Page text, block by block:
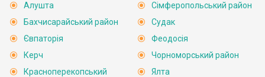
Алушта
Бахчисарайський район
Євпаторія
Керч
Красноперекопський
Сімферопольський район
Судак
Феодосія
Чорноморський район
Ялта